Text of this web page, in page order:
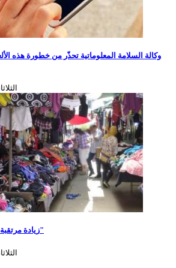
وكالة السلامة المعلوماتية تحذّر من خطورة هذه
الثلاثاء، 27 ديسمبر،
زيادة مرتقبة بأكثر من 20% في "الفريب"
الثلاثاء، 27 ديسمبر،